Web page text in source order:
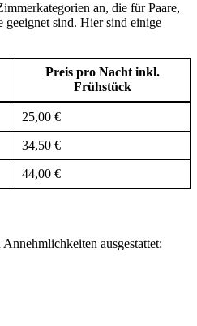
an, die für Paare,
geeignet sind. Hier sind einige
Preis pro Nacht inkl.
Frühstück
25,00 €
34,50 €
44,00 €
ausgestattet: